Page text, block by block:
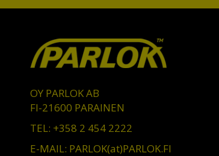
OY PARLOK AB
FI-21600 PARAINEN
TEL: +358 2 454 2222
E-MAIL: PARLOK(at)PARLOK.FI